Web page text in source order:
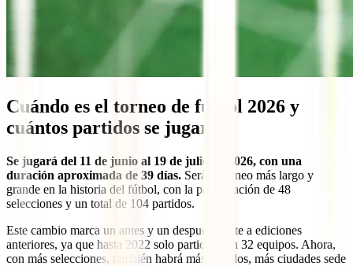
Cuándo es el torneo de fútbol 2026 y
cuántos partidos se jugarán
Se jugará del 11 de junio al 19 de julio de 2026, con una
duración aproximada de 39 días. Será el torneo más largo y
grande en la historia del fútbol, con la participación de 48
selecciones y un total de 104 partidos.
Este cambio marca un antes y un después frente a ediciones
anteriores, ya que hasta 2022 solo participaban 32 equipos. Ahora,
con más selecciones, también habrá más partidos, más ciudades sede